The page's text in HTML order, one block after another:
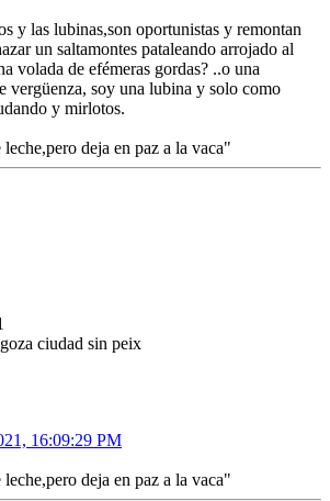
y las lubinas,son oportunistas y remontan
un saltamontes pataleando arrojado al
volada de efémeras gordas? ..o una
vergüenza, soy una lubina y solo como
y mirlotos.
deja en paz a la vaca"
ciudad sin peix
16:09:29 PM
deja en paz a la vaca"